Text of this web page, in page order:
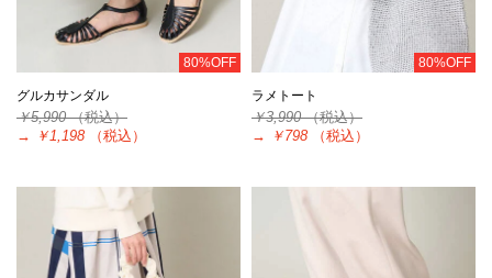
80%OFF
グルカサンダル
￥5,990（税込）
→
￥1,198 （税込）
80%OFF
ラメトート
￥3,990（税込）
→
￥798 （税込）